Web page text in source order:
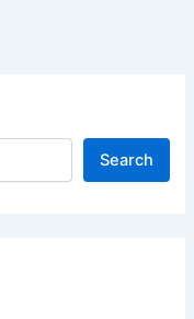
Search